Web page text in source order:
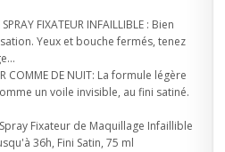
FIXATEUR INFAILLIBLE : Bien
Yeux et bouche fermés, tenez
COMME DE NUIT: La formule légère
un voile invisible, au fini satiné.
Spray Fixateur de Maquillage Infaillible
36h, Fini Satin, 75 ml